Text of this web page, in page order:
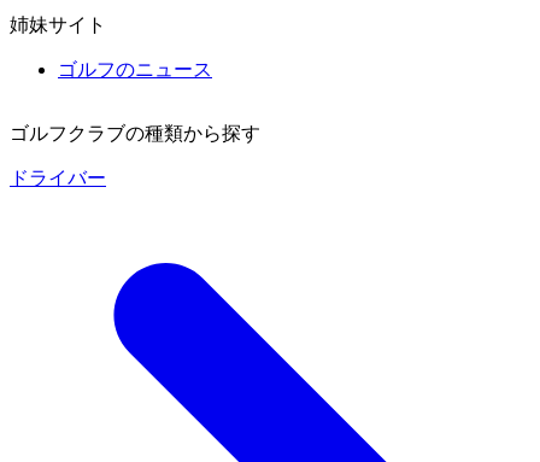
姉妹サイト
ゴルフのニュース
ゴルフクラブの種類から探す
ドライバー